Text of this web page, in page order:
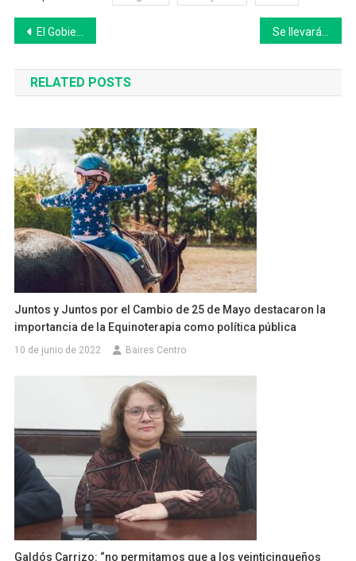
Navegación
de
entradas
El Gobierno no descarta cerrar las fronteras ante el avance de la variante Ómicron
RELATED POSTS
Juntos y Juntos por el Cambio de 25 de Mayo destacaron la
importancia de la Equinoterapia como política pública
10 de junio de 2022 Baires Centro
Galdós Carrizo: “no permitamos que a los veinticinqueños